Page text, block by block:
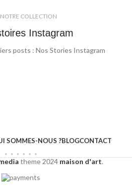
COLLECTION
Instagram
posts : Nos Stories Instagram
SOMMES-NOUS ?BLOGCONTACT
theme2024 maison d'art.